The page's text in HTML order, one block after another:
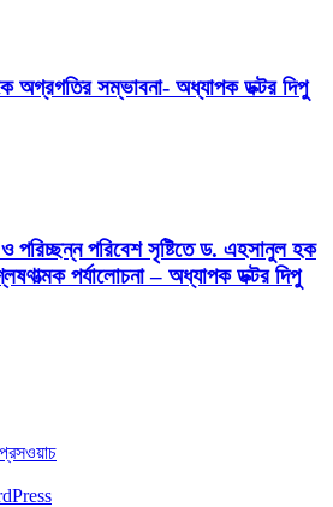
অগ্রগতির সম্ভাবনা- অধ্যাপক ডক্টর দিপু
ও পরিচ্ছন্ন পরিবেশ সৃষ্টিতে ড. এহসানুল হক
পর্যালোচনা – অধ্যাপক ডক্টর দিপু